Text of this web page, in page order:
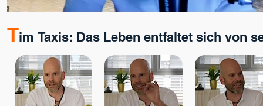
Tim Taxis: Das Leben entfaltet sich von